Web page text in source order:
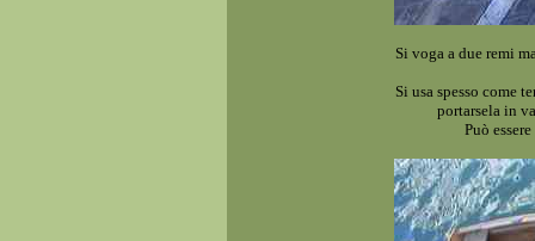
Si voga a due remi
Si usa spesso come
portarsela in
Può